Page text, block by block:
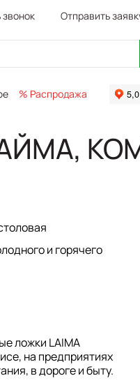
звонок Отправить
% Распродажа
и горячего
ГОСТа: ГОСТ Р
ЭКОНОМ: да
100 шт.
ложки LAIMA
на предприятиях
в дороге и быту.